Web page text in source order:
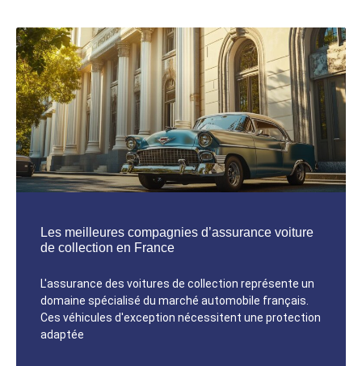
Les meilleures compagnies d’assurance voiture
de collection en France
L'assurance des voitures de collection représente un
domaine spécialisé du marché automobile français.
Ces véhicules d'exception nécessitent une protection
adaptée